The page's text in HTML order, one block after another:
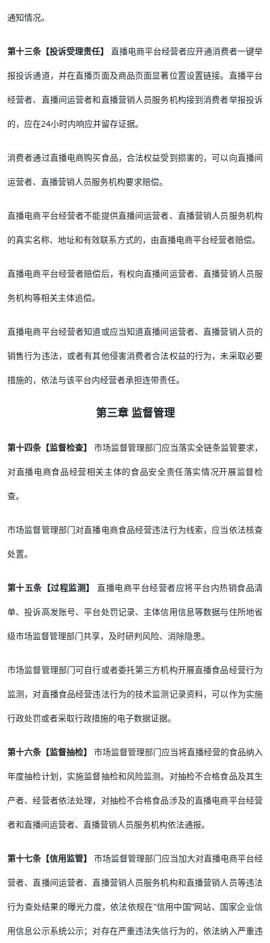
通知情况。
第十三条【投诉受理责任】 直播电商平台经营者应开通消费者一键举
报投诉通道，并在直播页面及商品页面显著位置设置链接。直播平台
经营者、直播间运营者和直播营销人员服务机构接到消费者举报投诉
的，应在24小时内响应并留存证据。
消费者通过直播电商购买食品，合法权益受到损害的，可以向直播间
运营者、直播营销人员服务机构要求赔偿。
直播电商平台经营者不能提供直播间运营者、直播营销人员服务机构
的真实名称、地址和有效联系方式的，由直播电商平台经营者赔偿。
直播电商平台经营者赔偿后，有权向直播间运营者、直播营销人员服
务机构等相关主体追偿。
直播电商平台经营者知道或应当知道直播间运营者、直播营销人员的
销售行为违法，或者有其他侵害消费者合法权益的行为，未采取必要
措施的，依法与该平台内经营者承担连带责任。
第三章 监督管理
第十四条【监督检查】 市场监督管理部门应当落实全链条监管要求，
对直播电商食品经营相关主体的食品安全责任落实情况开展监督检
查。
市场监督管理部门对直播电商食品经营违法行为线索，应当依法核查
处置。
第十五条【过程监测】 直播电商平台经营者应将平台内热销食品清
单、投诉高发账号、平台处罚记录、主体信用信息等数据与住所地省
级市场监督管理部门共享，及时研判风险、消除隐患。
市场监督管理部门可自行或者委托第三方机构开展直播食品经营行为
监测，对直播食品经营违法行为的技术监测记录资料，可以作为实施
行政处罚或者采取行政措施的电子数据证据。
第十六条【监督抽检】 市场监督管理部门应当将直播经营的食品纳入
年度抽检计划，实施监督抽检和风险监测。对抽检不合格食品及其生
产者、经营者依法处理，对抽检不合格食品涉及的直播电商平台经营
者和直播间运营者、直播营销人员服务机构依法通报。
第十七条【信用监管】 市场监督管理部门应当加大对直播电商平台经
营者、直播间运营者、直播营销人员服务机构和直播营销人员等违法
行为查处结果的曝光力度，依法依规在“信用中国”网站、国家企业信
用信息公示系统公示；对存在严重违法失信行为的，依法纳入严重违